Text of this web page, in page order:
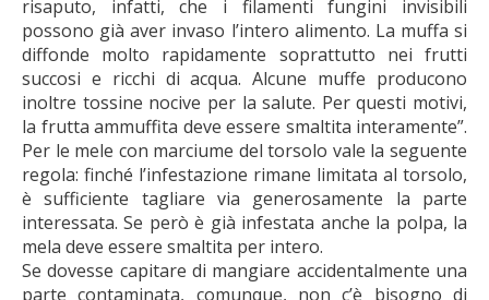
risaputo, infatti, che i filamenti fungini invisibili
possono già aver invaso l’intero alimento. La muffa si
diffonde molto rapidamente soprattutto nei frutti
succosi e ricchi di acqua. Alcune muffe producono
inoltre tossine nocive per la salute. Per questi motivi,
la frutta ammuffita deve essere smaltita interamente”.
Per le mele con marciume del torsolo vale la seguente
regola: finché l’infestazione rimane limitata al torsolo,
è sufficiente tagliare via generosamente la parte
interessata. Se però è già infestata anche la polpa, la
mela deve essere smaltita per intero.
Se dovesse capitare di mangiare accidentalmente una
parte contaminata, comunque, non c’è bisogno di